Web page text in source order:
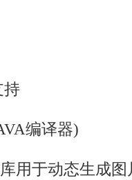
持
编译器)
用于动态生成图